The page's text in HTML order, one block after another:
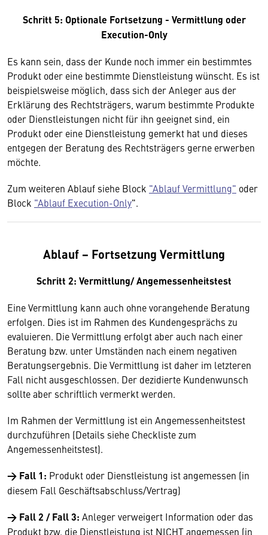
Schritt 5: Optionale Fortsetzung - Vermittlung oder
Execution-Only
Es kann sein, dass der Kunde noch immer ein bestimmtes
Produkt oder eine bestimmte Dienstleistung wünscht. Es ist
beispielsweise möglich, dass sich der Anleger aus der
Erklärung des Rechtsträgers, warum bestimmte Produkte
oder Dienstleistungen nicht für ihn geeignet sind, ein
Produkt oder eine Dienstleistung gemerkt hat und dieses
entgegen der Beratung des Rechtsträgers gerne erwerben
möchte.
Zum weiteren Ablauf siehe Block "Ablauf Vermittlung" oder
Block "Ablauf Execution-Only".
Ablauf − Fortsetzung Vermittlung
Schritt 2: Vermittlung/ Angemessenheitstest
Eine Vermittlung kann auch ohne vorangehende Beratung
erfolgen. Dies ist im Rahmen des Kundengesprächs zu
evaluieren. Die Vermittlung erfolgt aber auch nach einer
Beratung bzw. unter Umständen nach einem negativen
Beratungsergebnis. Die Vermittlung ist daher im letzteren
Fall nicht ausgeschlossen. Der dezidierte Kundenwunsch
sollte aber schriftlich vermerkt werden.
Im Rahmen der Vermittlung ist ein Angemessenheitstest
durchzuführen (Details siehe Checkliste zum
Angemessenheitstest).
→ Fall 1: Produkt oder Dienstleistung ist angemessen (in
diesem Fall Geschäftsabschluss/Vertrag)
→ Fall 2 / Fall 3: Anleger verweigert Information oder das
Produkt bzw. die Dienstleistung ist NICHT angemessen (in